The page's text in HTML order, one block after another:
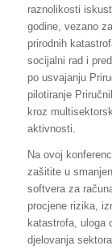
raznolikosti
godine, vezano
prirodnih
socijalni rad i
po usvajanju
pilotiranje
kroz
aktivnosti.
Na ovoj
zašitite u
softvera za
procjene rizika,
katastrofa, uloga
djelovanja